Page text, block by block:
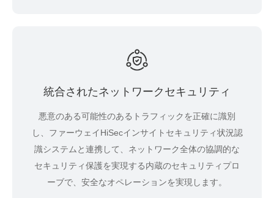
統合されたネットワークセキュリティ
悪意のある可能性のあるトラフィックを正確に識別
し、ファーウェイHiSecインサイトセキュリティ状況認
識システムと連携して、ネットワーク全体の協調的な
セキュリティ保護を実現する内蔵のセキュリティプロ
ーブで、安全なオペレーションを実現します。